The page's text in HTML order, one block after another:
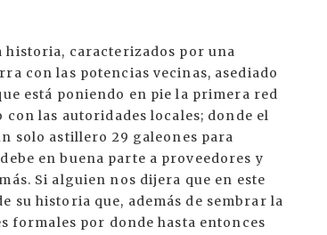
historia, caracterizados por una
con las potencias vecinas, asediado
está poniendo en pie la primera red
las autoridades locales; donde el
solo astillero 29 galeones para
en buena parte a proveedores y
Si alguien nos dijera que en este
su historia que, además de sembrar la
formales por donde hasta entonces